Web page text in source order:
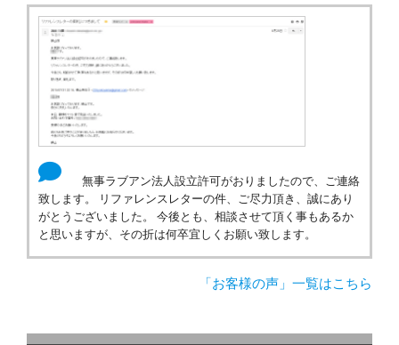
無事ラブアン法人設立許可がおりましたので、ご連絡
致します。 リファレンスレターの件、ご尽力頂き、誠にあり
がとうございました。 今後とも、相談させて頂く事もあるか
と思いますが、その折は何卒宜しくお願い致します。
「お客様の声」一覧はこちら